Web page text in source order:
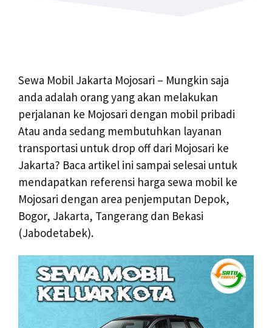
Sewa Mobil Jakarta Mojosari – Mungkin saja
anda adalah orang yang akan melakukan
perjalanan ke Mojosari dengan mobil pribadi
Atau anda sedang membutuhkan layanan
transportasi untuk drop off dari Mojosari ke
Jakarta? Baca artikel ini sampai selesai untuk
mendapatkan referensi harga sewa mobil ke
Mojosari dengan area penjemputan Depok,
Bogor, Jakarta, Tangerang dan Bekasi
(Jabodetabek).